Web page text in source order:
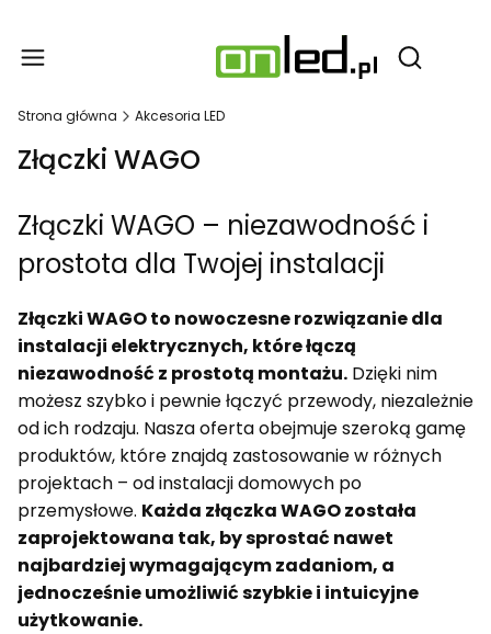
Otwórz
Strona główna Akcesoria LED
Złączki WAGO
Złączki WAGO – niezawodność i
prostota dla Twojej instalacji
Złączki WAGO to nowoczesne rozwiązanie dla
instalacji elektrycznych, które łączą
niezawodność z prostotą montażu. Dzięki nim
możesz szybko i pewnie łączyć przewody, niezależnie
od ich rodzaju. Nasza oferta obejmuje szeroką gamę
produktów, które znajdą zastosowanie w różnych
projektach – od instalacji domowych po
przemysłowe. Każda złączka WAGO została
zaprojektowana tak, by sprostać nawet
najbardziej wymagającym zadaniom, a
jednocześnie umożliwić szybkie i intuicyjne
użytkowanie.